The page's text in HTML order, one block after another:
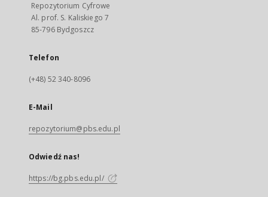
Repozytorium Cyfrowe
Al. prof. S. Kaliskiego 7
85-796 Bydgoszcz
Telefon
(+48) 52 340-8096
E-Mail
repozytorium@pbs.edu.pl
Odwiedź nas!
https://bg.pbs.edu.pl/